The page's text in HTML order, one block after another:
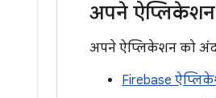
अपने ऐप्लिकेशन
अपने ऐप्लिकेशन को
Firebase